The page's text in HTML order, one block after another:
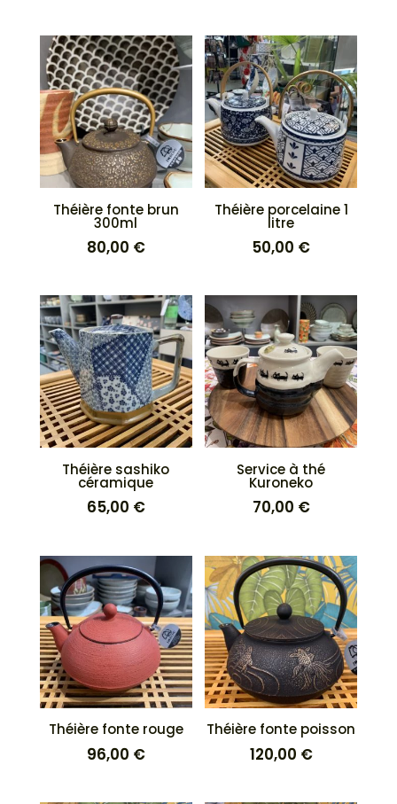
Théière fonte brun
300ml
80,00 €
Théière porcelaine 1
litre
50,00 €
Théière sashiko
céramique
65,00 €
Service à thé
Kuroneko
70,00 €
Théière fonte rouge
96,00 €
Théière fonte poisson
120,00 €